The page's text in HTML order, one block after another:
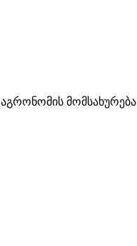
აგრონომის მომსახურება